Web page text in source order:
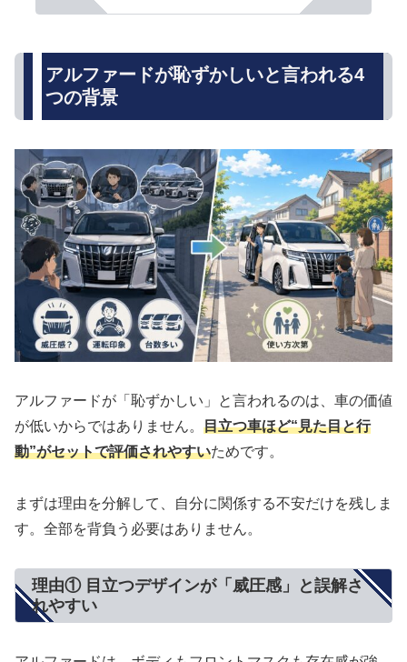
アルファードが恥ずかしいと言われる4
つの背景
アルファードが「恥ずかしい」と言われるのは、車の価値
が低いからではありません。 目立つ車ほど“見た目と行
動”がセットで評価されやすいためです。
まずは理由を分解して、自分に関係する不安だけを残しま
す。全部を背負う必要はありません。
理由① 目立つデザインが「威圧感」と誤解さ
れやすい